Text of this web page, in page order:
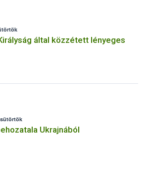
által közzétett lényeges
Ukrajnából